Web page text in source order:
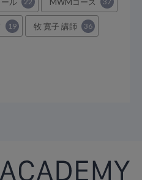
19 牧 寛子 講師 36